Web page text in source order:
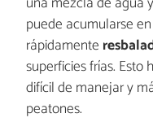
puede acumularse
rápidamente
superficies frías.
difícil de manejar y
peatones.